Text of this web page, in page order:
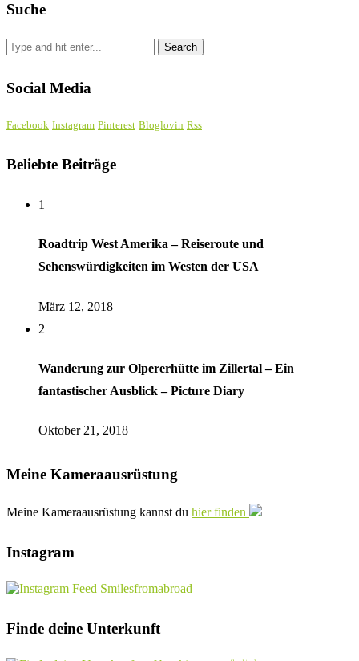
Suche
Social Media
Facebook Instagram Pinterest Bloglovin Rss
Beliebte Beiträge
1
Roadtrip West Amerika – Reiseroute und
Sehenswürdigkeiten im Westen der USA
März 12, 2018
2
Wanderung zur Olpererhütte im Zillertal – Ein
fantastischer Ausblick – Picture Diary
Oktober 21, 2018
Meine Kameraausrüstung
Meine Kameraausrüstung kannst du hier finden
Instagram
Finde deine Unterkunft